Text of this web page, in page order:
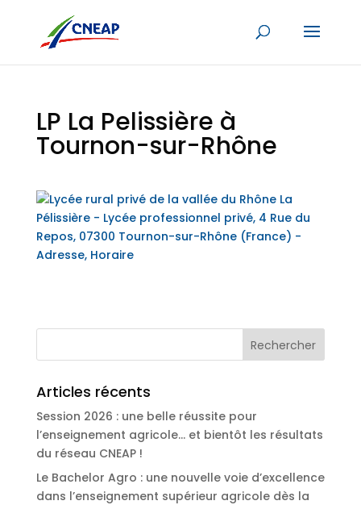
LP La Pelissière à
Tournon-sur-Rhône
Articles récents
Session 2026 : une belle réussite pour
l’enseignement agricole… et bientôt les résultats
du réseau CNEAP !
Le Bachelor Agro : une nouvelle voie d’excellence
dans l’enseignement supérieur agricole dès la